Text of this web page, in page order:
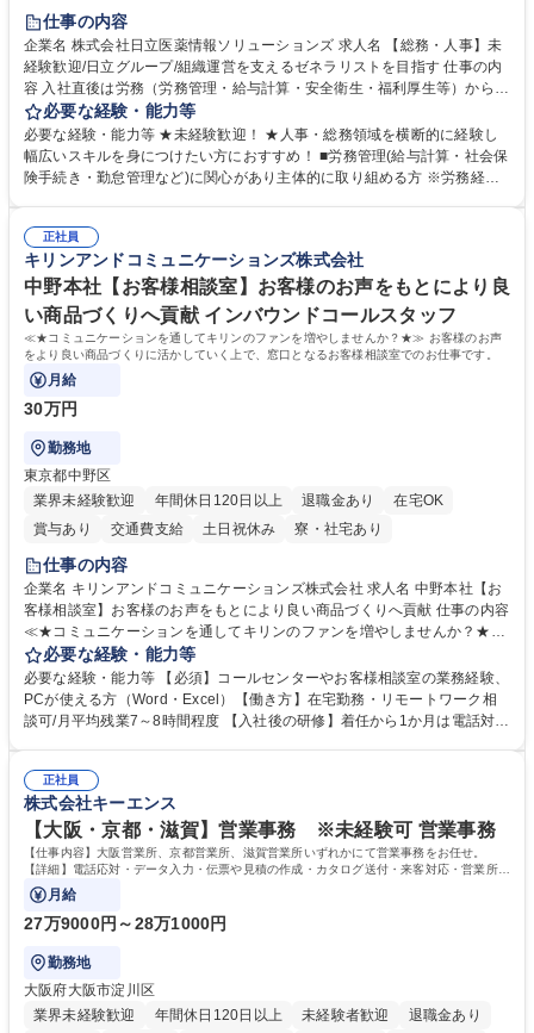
住宅手当あり
育休あり
完全週休2日制 交通費支給 土日祝休み 寮・社宅あり
仕事の内容
企業名 株式会社日立医薬情報ソリューションズ 求人名 【総務・人事】未
経験歓迎/日立グループ/組織運営を支えるゼネラリストを目指す 仕事の内
容 入社直後は労務（労務管理・給与計算・安全衛生・福利厚生等）からお
任せいたします。将来は総務・採用・教育業務へ守備範囲を広げ、組織運
営を支えるゼネラリストをめざせます。 ・初期業務：労働時間管理、給与
計算、社会保険対応、福利厚生管理、安全衛生、健康経営推進等をお任せ
します。ご経験に応じて、休職者管理など、幅広く経験を積んでいただき
幅広く経験を積みたい意欲がある方に最適な環境です。 募集職種 【総
務・人事】未経験歓迎/日立グループ/組織運営を支えるゼネラリストを目
指す
必要な経験・能力等
必要な経験・能力等 ★未経験歓迎！ ★人事・総務領域を横断的に経験し
幅広いスキルを身につけたい方におすすめ！ ■労務管理(給与計算・社会保
険手続き・勤怠管理など)に関心があり主体的に取り組める方 ※労務経験
のご経験 ■労務管理（給与計算・社会保険手続き・勤怠管理など）の経験
■衛生管理者の資格をお持ちの方 学歴・資格 学歴：大学院 大学 高専 短大
専修学校 高校 語学力： 資格：
正社員
キリンアンドコミュニケーションズ株式会社
中野本社【お客様相談室】お客様のお声をもとにより良
い商品づくりへ貢献 インバウンドコールスタッフ
≪★コミュニケーションを通してキリンのファンを増やしませんか？★≫ お客様のお声
をより良い商品づくりに活かしていく上で、窓口となるお客様相談室でのお仕事です。
月給
30万円
勤務地
東京都中野区
業界未経験歓迎
年間休日120日以上 退職金あり
在宅OK
賞与あり
交通費支給 土日祝休み 寮・社宅あり
仕事の内容
企業名 キリンアンドコミュニケーションズ株式会社 求人名 中野本社【お
客様相談室】お客様のお声をもとにより良い商品づくりへ貢献 仕事の内容
≪★コミュニケーションを通してキリンのファンを増やしませんか？★≫
お客様のお声をより良い商品づくりに活かしていく上で、窓口となるお客
様相談室でのお仕事です。 日々お客様からいただくキリングループへのご
意見を、企業活動に活かしています。お客様からの声に迅速かつ誠意をも
って対応、情報提供するとともにグループ内活動に反映しています。 【具
平均100件前後■メール・手紙：同上40件前後 募集職種 中野本社【お客様
相談室】お客様のお声をもとにより良い商品づくりへ貢献
必要な経験・能力等
必要な経験・能力等 【必須】コールセンターやお客様相談室の業務経験、
PCが使える方（Word・Excel）【働き方】在宅勤務・リモートワーク相
談可/月平均残業7～8時間程度 【入社後の研修】着任から1か月は電話対応
すのでご安心ください。 【当社について】キリングループの広報機能を担
う会社として、お客様との出会いを大切にし、磨き上げたホスピタリティ
を込めてコミュニケーションをとりながら広報関連業務を行っておりま
す。 学歴・資格 学歴：大学院 大学 高専 短大 専修学校 高校 語学力： 資
格：
正社員
株式会社キーエンス
【大阪・京都・滋賀】営業事務 ※未経験可 営業事務
【仕事内容】大阪営業所、京都営業所、滋賀営業所いずれかにて営業事務をお任せ。
【詳細】電話応対・データ入力・伝票や見積の作成・カタログ送付・来客対応・営業所内
で発生する事務業務や業務改善をお任せ。
月給
27万9000円～28万1000円
勤務地
大阪府大阪市淀川区
業界未経験歓迎
年間休日120日以上 未経験者歓迎 退職金あり